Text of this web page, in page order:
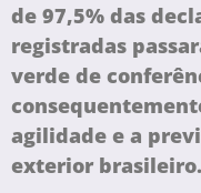
de 97,5% das
registradas
verde de
agilidade e a
exterior brasileiro.